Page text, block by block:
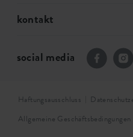
kontakt
social media
Haftungsausschluss
Allgemeine Geschäftsbedingungen